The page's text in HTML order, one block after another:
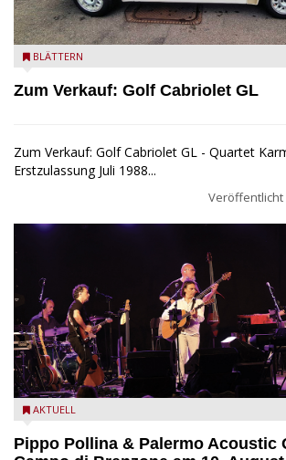
Golf Cabriolet zu verkaufen
BLÄTTERN
Zum Verkauf: Golf Cabriolet GL
Zum Verkauf: Golf Cabriolet GL - Quartet
Erstzulassung Juli 1988...
Veröffentlicht
Pippo Pollina im Konzert mit dem Palermo
AKTUELL
Pippo Pollina & Palermo Acoustic